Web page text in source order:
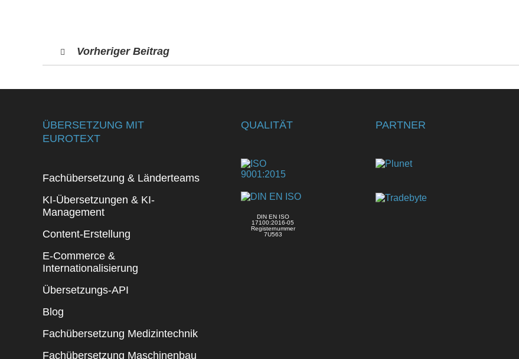
Vorheriger Beitrag
ÜBERSETZUNG MIT
EUROTEXT
Fachübersetzung & Länderteams
KI-Übersetzungen & KI-
Management
Content-Erstellung
E-Commerce &
Internationalisierung
Übersetzungs-API
Blog
Fachübersetzung Medizintechnik
Fachübersetzung Maschinenbau
QUALITÄT
DIN EN ISO
17100:2016-05
Registernummer
7U563
PARTNER